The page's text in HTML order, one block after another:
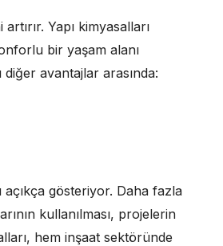
Yapı kimyasalları
bir yaşam alanı
diğer avantajlar arasında:
gösteriyor. Daha fazla
kullanılması, projelerin
hem inşaat sektöründe